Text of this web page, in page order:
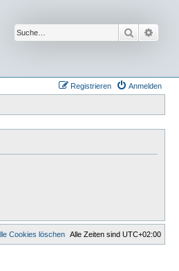
Suche
Anmelden
Registrieren
Alle Zeiten sind UTC+02:00
Cookies löschen